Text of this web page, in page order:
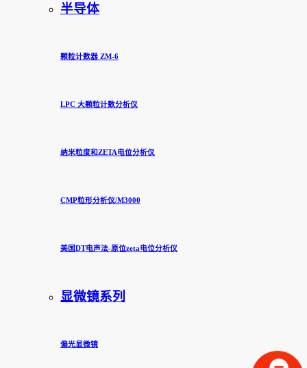
半导体
颗粒计数器 ZM-6
LPC 大颗粒计数分析仪
纳米粒度和ZETA电位分析仪
CMP粒形分析仪/M3000
美国DT电声法-原位zeta电位分析仪
显微镜系列
偏光显微镜